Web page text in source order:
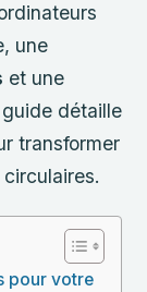
une
et une
détaille
transformer
pour votre